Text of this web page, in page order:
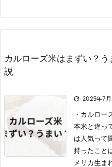
カルローズ米はまずい？
説
 2025年7
・カルロー
本米と違っ
は人気って
持ったこと
メリカ生ま